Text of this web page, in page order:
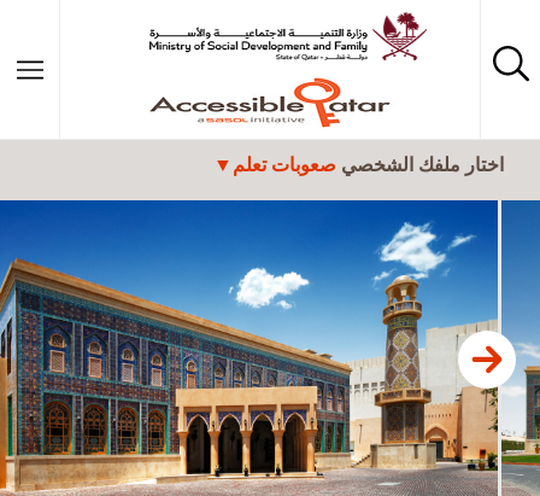
تجاوز إلى المحتوى الرئيسي
اختار ملفك الشخصي صعوبات تعلم